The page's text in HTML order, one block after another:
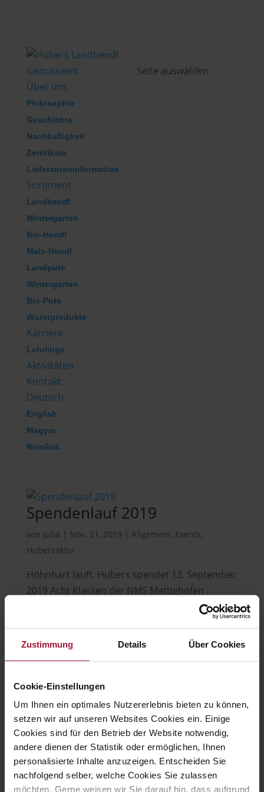
Zustimmung Details Über Cookies
Cookie-Einstellungen
Um Ihnen ein optimales Nutzererlebnis bieten zu können,
setzen wir auf unseren Websites Cookies ein. Einige
Cookies sind für den Betrieb der Website notwendig,
andere dienen der Statistik oder ermöglichen, Ihnen
personalisierte Inhalte anzuzeigen. Entscheiden Sie
nachfolgend selber, welche Cookies Sie zulassen
möchten. Gerne weisen wir Sie darauf hin, dass aufgrund
Genusswelt
Über uns
Philosophie
Geschichte
Nachhaltigkeit
Zertifikate
Lieferanteninformation
Sortiment
Landhendl
Wintergarten
Bio-Hendl
Mais-Hendl
Landpute
Wintergarten
Bio-Pute
Wurstprodukte
Karriere
Lehrlinge
Aktivitäten
Kontakt
Deutsch
English
Magyar
Română
Seite auswählen
Spendenlauf 2019
von Julia | Nov. 21, 2019 | Allgemein, Events,
Hubersaktiv
Höhnhart läuft, Hubers spendet 13. September
2019 Acht Klassen der NMS Mattighofen
nahmen am ersten Höhnharter Spendenlauf
zugunsten der MPS Austria teil. Der Verein MPS
Austria setzt sich für die Forschung und
Hubers Landhendl GmbH